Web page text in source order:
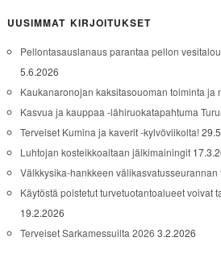
UUSIMMAT KIRJOITUKSET
Pellontasauslanaus parantaa pellon
5.6.2026
Kaukanaronojan kaksitasouoman toiminta ja
Kasvua ja kauppaa -lähiruokatapahtuma
Terveiset Kumina ja kaverit -kylvöviikolta!
Luhtojan kosteikkoaltaan jälkimainingit
Välkkysika-hankkeen välikasvatusseurannan
Käytöstä poistetut turvetuotantoalueet voivat
19.2.2026
Terveiset Sarkamessuilta 2026 3.2.2026